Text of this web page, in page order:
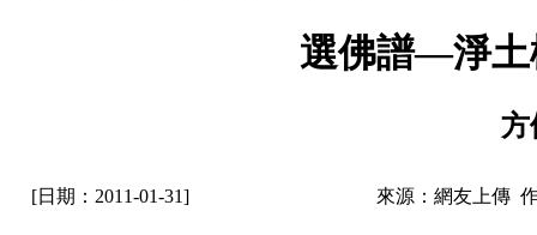
選佛譜—淨
方
[日期：2011-01-31] 來源：網友上傳